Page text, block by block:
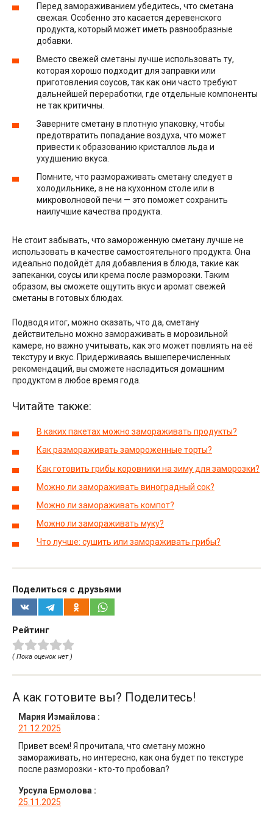
Перед замораживанием убедитесь, что сметана
свежая. Особенно это касается деревенского
продукта, который может иметь разнообразные
добавки.
Вместо свежей сметаны лучше использовать ту,
которая хорошо подходит для заправки или
приготовления соусов, так как они часто требуют
дальнейшей переработки, где отдельные компоненты
не так критичны.
Заверните сметану в плотную упаковку, чтобы
предотвратить попадание воздуха, что может
привести к образованию кристаллов льда и
ухудшению вкуса.
Помните, что размораживать сметану следует в
холодильнике, а не на кухонном столе или в
микроволновой печи — это поможет сохранить
наилучшие качества продукта.
Не стоит забывать, что замороженную сметану лучше не
использовать в качестве самостоятельного продукта. Она
идеально подойдёт для добавления в блюда, такие как
запеканки, соусы или крема после разморозки. Таким
образом, вы сможете ощутить вкус и аромат свежей
сметаны в готовых блюдах.
Подводя итог, можно сказать, что да, сметану
действительно можно замораживать в морозильной
камере, но важно учитывать, как это может повлиять на её
текстуру и вкус. Придерживаясь вышеперечисленных
рекомендаций, вы сможете насладиться домашним
продуктом в любое время года.
Читайте также:
В каких пакетах можно замораживать продукты?
Как размораживать замороженные торты?
Как готовить грибы коровники на зиму для заморозки?
Можно ли замораживать виноградный сок?
Можно ли замораживать компот?
Можно ли замораживать муку?
Что лучше: сушить или замораживать грибы?
Поделиться с друзьями
Рейтинг
( Пока оценок нет )
А как готовите вы? Поделитесь!
Мария Измайлова :
21.12.2025
Привет всем! Я прочитала, что сметану можно
замораживать, но интересно, как она будет по текстуре
после разморозки - кто-то пробовал?
Урсула Ермолова :
25.11.2025